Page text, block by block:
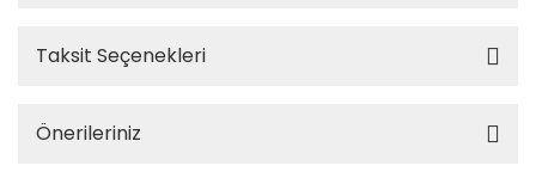
Taksit Seçenekleri
Önerileriniz